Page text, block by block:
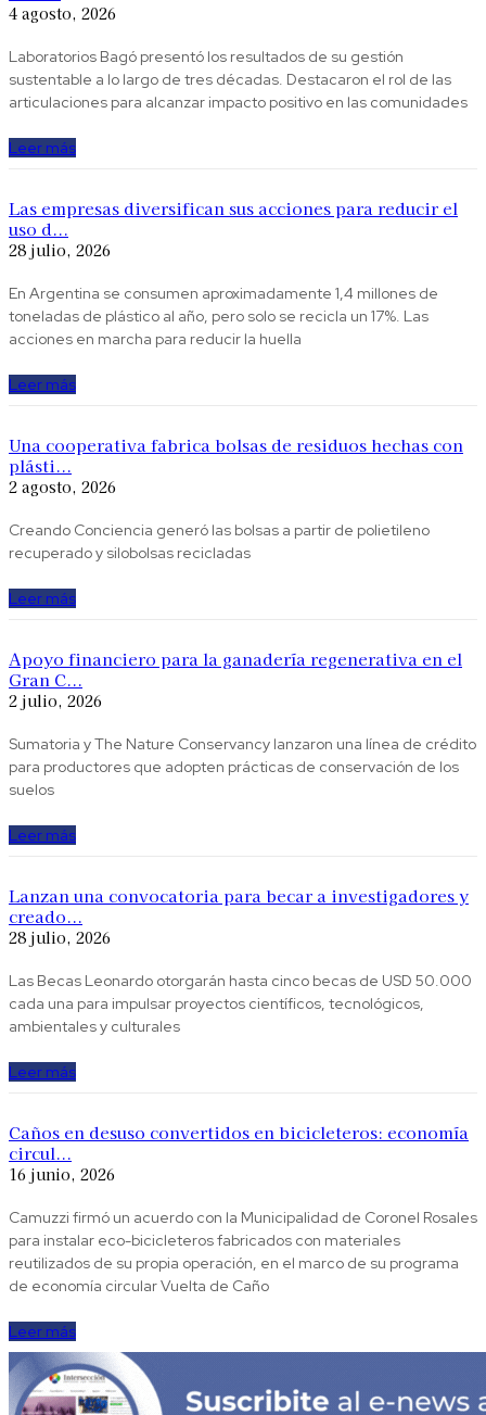
4 agosto, 2026
Laboratorios Bagó presentó los resultados de su gestión
sustentable a lo largo de tres décadas. Destacaron el rol de las
articulaciones para alcanzar impacto positivo en las comunidades
Leer más
Las empresas diversifican sus acciones para reducir el
uso d...
28 julio, 2026
En Argentina se consumen aproximadamente 1,4 millones de
toneladas de plástico al año, pero solo se recicla un 17%. Las
acciones en marcha para reducir la huella
Leer más
Una cooperativa fabrica bolsas de residuos hechas con
plásti...
2 agosto, 2026
Creando Conciencia generó las bolsas a partir de polietileno
recuperado y silobolsas recicladas
Leer más
Apoyo financiero para la ganadería regenerativa en el
Gran C...
2 julio, 2026
Sumatoria y The Nature Conservancy lanzaron una línea de crédito
para productores que adopten prácticas de conservación de los
suelos
Leer más
Lanzan una convocatoria para becar a investigadores y
creado...
28 julio, 2026
Las Becas Leonardo otorgarán hasta cinco becas de USD 50.000
cada una para impulsar proyectos científicos, tecnológicos,
ambientales y culturales
Leer más
Caños en desuso convertidos en bicicleteros: economía
circul...
16 junio, 2026
Camuzzi firmó un acuerdo con la Municipalidad de Coronel Rosales
para instalar eco-bicicleteros fabricados con materiales
reutilizados de su propia operación, en el marco de su programa
de economía circular Vuelta de Caño
Leer más